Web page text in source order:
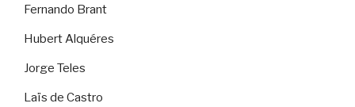
Fernando Brant
Hubert Alquéres
Jorge Teles
Laïs de Castro